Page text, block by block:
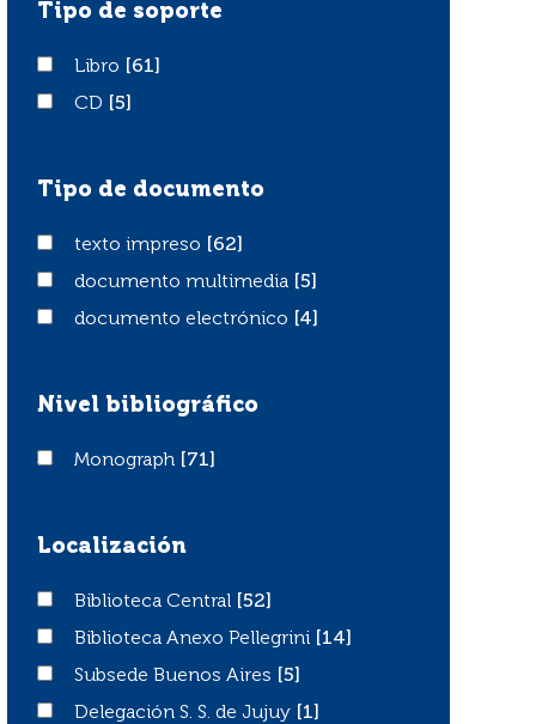
Tipo de soporte
LibroLibro
[61]
CD
CD [5]
Tipo de documento
texto impreso
texto impreso
[62]
documento multimedia
documento multimedia
[5]
documento electrónico
documento electrónico [4]
Nivel bibliográfico
Monograph
Monograph [71]
Localización
Biblioteca Central
Biblioteca Central
[52]
Biblioteca Anexo Pellegrini
Biblioteca Anexo Pellegrini
[14]
Subsede Buenos Aires
Subsede Buenos Aires
[5]
Delegación S. S. de Jujuy
Delegación S. S. de Jujuy [1]